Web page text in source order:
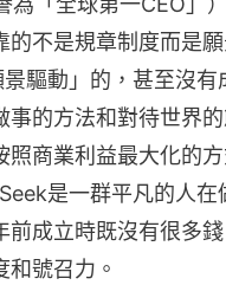
的不是規章制度而是願
驅動」的，甚至沒有
事的方法和對待世界
照商業利益最大化的方
是一群平凡的人在
成立時既沒有很多錢
和號召力。